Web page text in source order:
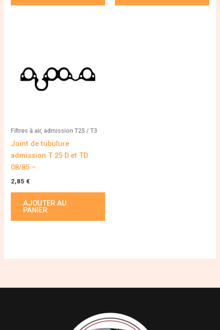
Filtres à air, admission T25 / T3
Joint de tubulure
admission T 25 D et TD
08/85 –
2,85 €
AJOUTER AU
PANIER